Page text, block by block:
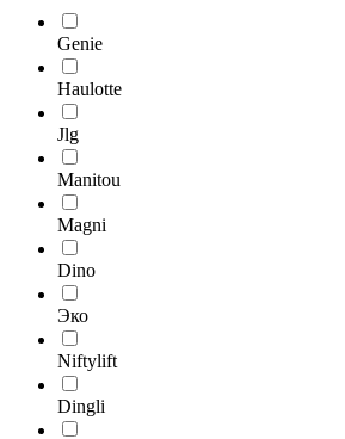
Genie
Haulotte
Jlg
Manitou
Magni
Dino
Эко
Niftylift
Dingli